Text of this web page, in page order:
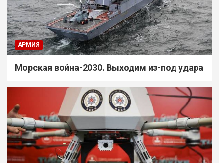
АРМИЯ
Морская война-2030. Выходим из-под удара